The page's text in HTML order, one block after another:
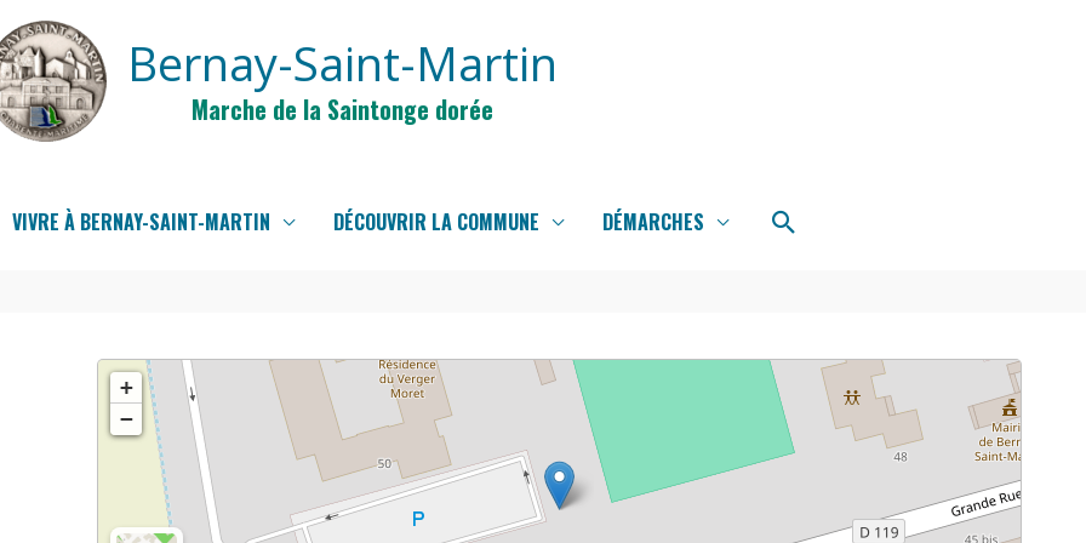
Bernay-Saint-Martin
Marche de la Saintonge dorée
VIVRE À BERNAY-SAINT-MARTIN DÉCOUVRIR LA COMMUNE DÉMARCHES Rechercher
+
−